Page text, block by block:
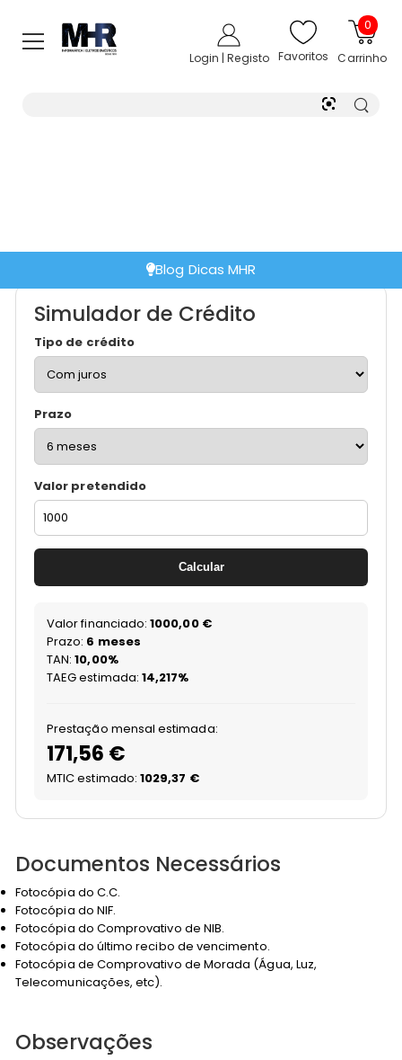
Login | Registo Favoritos
0
Carrinho
Blog Dicas MHR
Simulador de Crédito
Tipo de crédito
Prazo
Valor pretendido
Calcular
Valor financiado:1000,00 €
Prazo: 6 meses
TAN:10,00%
TAEG estimada: 14,217%
Prestação mensal estimada:
171,56 €
MTIC estimado: 1029,37 €
Documentos Necessários
Fotocópia do C.C.
Fotocópia do NIF.
Fotocópia do Comprovativo de NIB.
Fotocópia do último recibo de vencimento.
Fotocópia de Comprovativo de Morada (Água, Luz,
Telecomunicações, etc).
Observações